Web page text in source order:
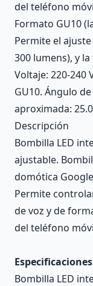
del teléfono
Formato GU10
Permite el
300 lumens), y
Voltaje: 220-240
GU10. Ángulo
aproximada:
Descripción
Bombilla LED
ajustable.
domótica Google
Permite
de voz y de
del teléfono
Especificaciones
Bombilla LED